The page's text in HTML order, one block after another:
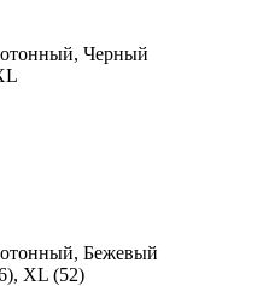
Черный
Бежевый
XL (52)